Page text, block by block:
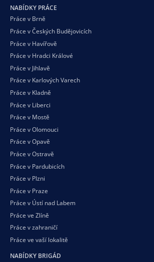
NABÍDKY PRÁCE
Práce v Brně
Práce v Českých Budějovicích
Práce v Havířově
Práce v Hradci Králové
Práce v Jihlavě
Práce v Karlových Varech
Práce v Kladně
Práce v Liberci
Práce v Mostě
Práce v Olomouci
Práce v Opavě
Práce v Ostravě
Práce v Pardubicích
Práce v Plzni
Práce v Praze
Práce v Ústí nad Labem
Práce ve Zlíně
Práce v zahraničí
Práce ve vaší lokalitě
NABÍDKY BRIGÁD